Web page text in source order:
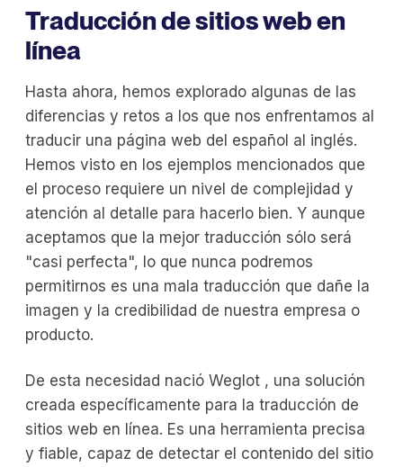
Traducción de sitios web en
línea
Hasta ahora, hemos explorado algunas de las
diferencias y retos a los que nos enfrentamos al
traducir una página web del español al inglés.
Hemos visto en los ejemplos mencionados que
el proceso requiere un nivel de complejidad y
atención al detalle para hacerlo bien. Y aunque
aceptamos que la mejor traducción sólo será
"casi perfecta", lo que nunca podremos
permitirnos es una mala traducción que dañe la
imagen y la credibilidad de nuestra empresa o
producto.
De esta necesidad nació Weglot , una solución
creada específicamente para la traducción de
sitios web en línea. Es una herramienta precisa
y fiable, capaz de detectar el contenido del sitio